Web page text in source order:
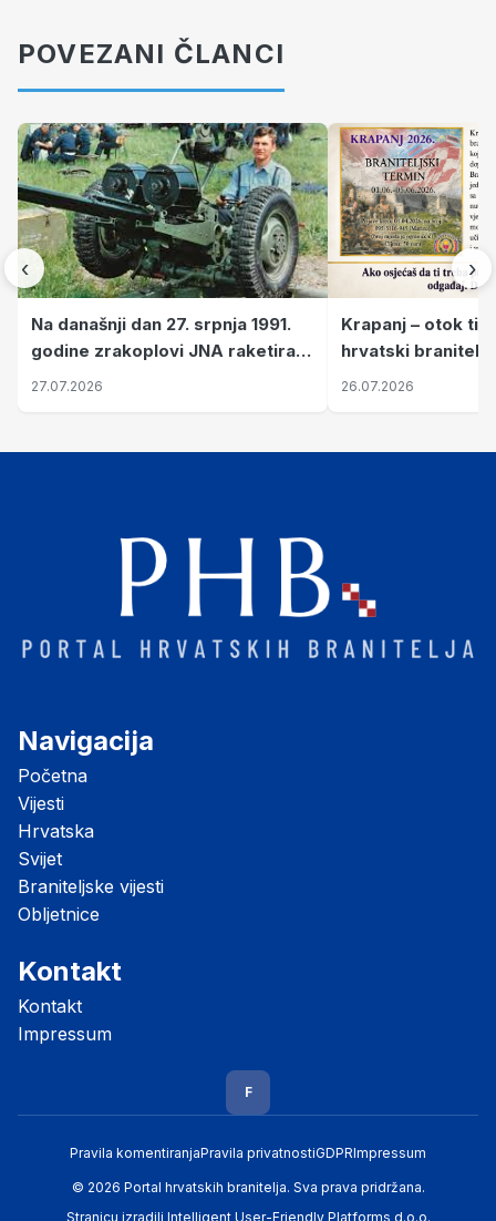
POVEZANI ČLANCI
‹
Na današnji dan 27. srpnja 1991.
godine zrakoplovi JNA raketirali
su vojarnu i obučni centar "Nikola
27.07.2026
Krapanj – otok
hrvatski branitelji
pronalaze mir
26.07.2026
›
Navigacija
Početna
Vijesti
Hrvatska
Svijet
Braniteljske vijesti
Obljetnice
Kontakt
Kontakt
Impressum
F
Pravila komentiranjaPravila privatnostiGDPRImpressum
© 2026 Portal hrvatskih branitelja. Sva prava pridržana.
Stranicu izradili Intelligent User-Friendly Platforms d.o.o.